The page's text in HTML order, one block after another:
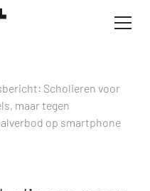
Scholieren voor
maar tegen
op smartphone